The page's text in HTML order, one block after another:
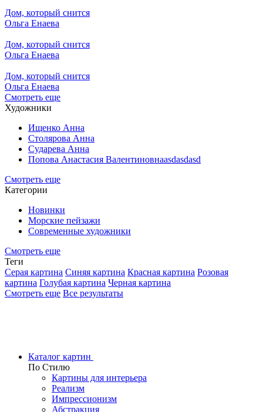
Дом, который снится
Ольга Енаева
Дом, который снится
Ольга Енаева
Дом, который снится
Ольга Енаева
Смотреть еще
Художники
Ищенко Анна
Столярова Анна
Сударева Анна
Попова Анастасия Валентиновнаasdasdasd
Смотреть еще
Категории
Новинки
Морские пейзажи
Современные художники
Смотреть еще
Теги
Серая картина Синяя картина Красная картина Розовая
картина Голубая картина Черная картина
Смотреть еще Все результаты
Каталог картин
По Стилю
Картины для интерьера
Реализм
Импрессионизм
Абстракция